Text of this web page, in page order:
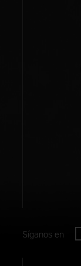
Síganos en